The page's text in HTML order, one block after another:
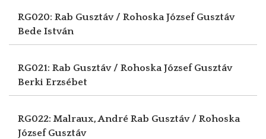
RG020: Rab Gusztáv / Rohoska József Gusztáv
Bede István
RG021: Rab Gusztáv / Rohoska József Gusztáv
Berki Erzsébet
RG022: Malraux, André Rab Gusztáv / Rohoska
József Gusztáv